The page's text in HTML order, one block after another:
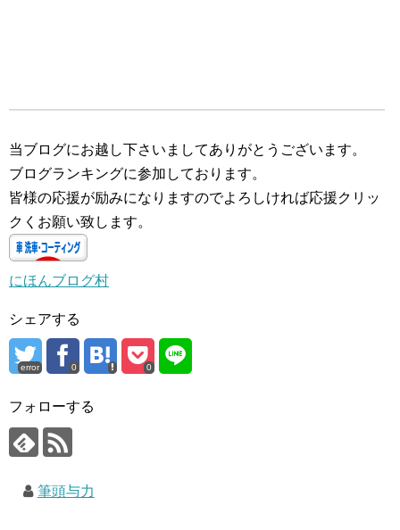
当ブログにお越し下さいましてありがとうございます。
ブログランキングに参加しております。
皆様の応援が励みになりますのでよろしければ応援クリッ
クくお願い致します。
にほんブログ村
シェアする
error 0 0
フォローする
筆頭与力